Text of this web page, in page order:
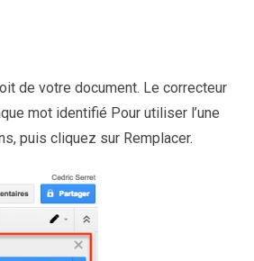
de votre document. Le correcteur
mot identifié Pour utiliser l’une
puis cliquez sur Remplacer.